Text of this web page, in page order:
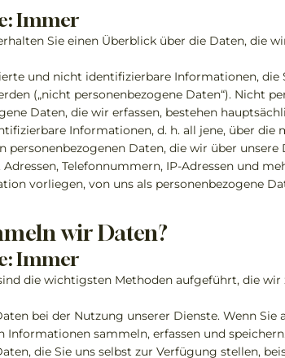
Immer
Sie einen Überblick über die Daten, die
und nicht identifizierbare Informationen, die
(„nicht personenbezogene Daten“). Nicht
Daten, die wir erfassen, bestehen
Informationen, d. h. all jene, über
personenbezogenen Daten, die wir über
Adressen, Telefonnummern, IP-Adressen und
vorliegen, von uns als personenbezogene
wir Daten?
Immer
die wichtigsten Methoden aufgeführt, die
bei der Nutzung unserer Dienste. Wenn
Informationen sammeln, erfassen und
die Sie uns selbst zur Verfügung stellen,